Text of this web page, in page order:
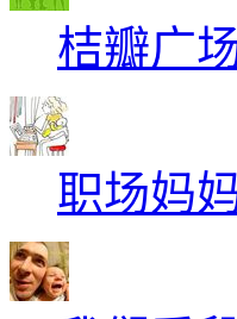
桔瓣广
职场妈